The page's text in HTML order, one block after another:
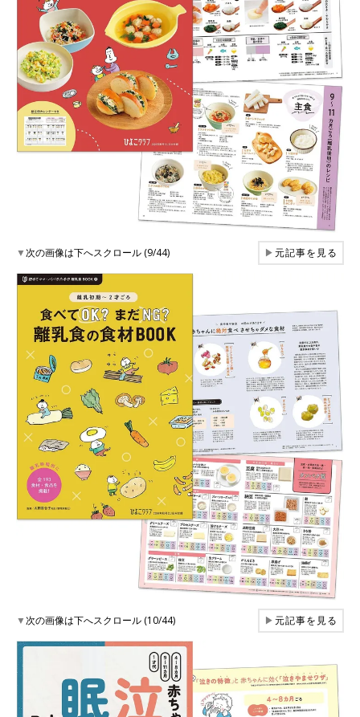
▼次の画像は下へスクロール (9/44) ▶元記事を見る
▼次の画像は下へスクロール (10/44) ▶元記事を見る